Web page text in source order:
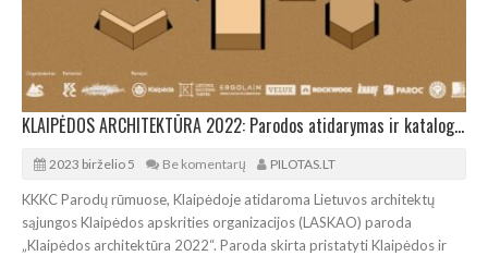
KLAIPĖDOS ARCHITEKTŪRA 2022: Parodos atidarymas ir katalogo pristatymas uostamiestyje
2023 birželio 5 Be komentarų PILOTAS.LT
KKKC Parodų rūmuose, Klaipėdoje atidaroma Lietuvos architektų
sąjungos Klaipėdos apskrities organizacijos (LASKAO) paroda
„Klaipėdos architektūra 2022“. Paroda skirta pristatyti Klaipėdos ir